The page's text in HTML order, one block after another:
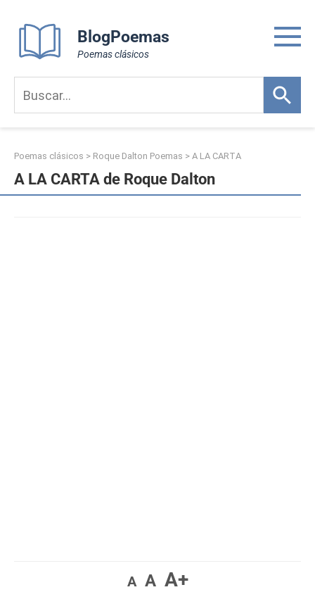
content
BlogPoemas
Poemas clásicos
Poemas clásicos > Roque Dalton Poemas > A LA CARTA
A LA CARTA de Roque Dalton
A A A+